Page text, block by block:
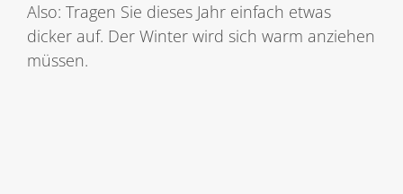
Also: Tragen Sie dieses Jahr einfach etwas
dicker auf. Der Winter wird sich warm anziehen
müssen.